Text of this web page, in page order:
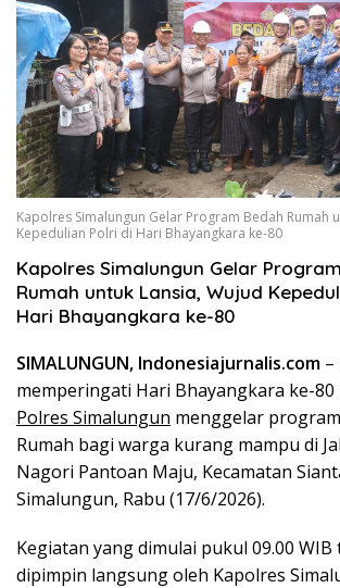
Kapolres Simalungun Gelar Program Bedah Rumah
Kepedulian Polri di Hari Bhayangkara ke-80
Kapolres Simalungun Gelar
Rumah untuk Lansia, Wujud
Hari Bhayangkara ke-80
SIMALUNGUN, Indonesiajurnalis.com –
memperingati Hari Bhayangkara ke-80
Polres Simalungun menggelar
Rumah bagi warga kurang mampu di
Nagori Pantoan Maju, Kecamatan
Simalungun, Rabu (17/6/2026).
Kegiatan yang dimulai pukul 09.00
dipimpin langsung oleh Kapolres